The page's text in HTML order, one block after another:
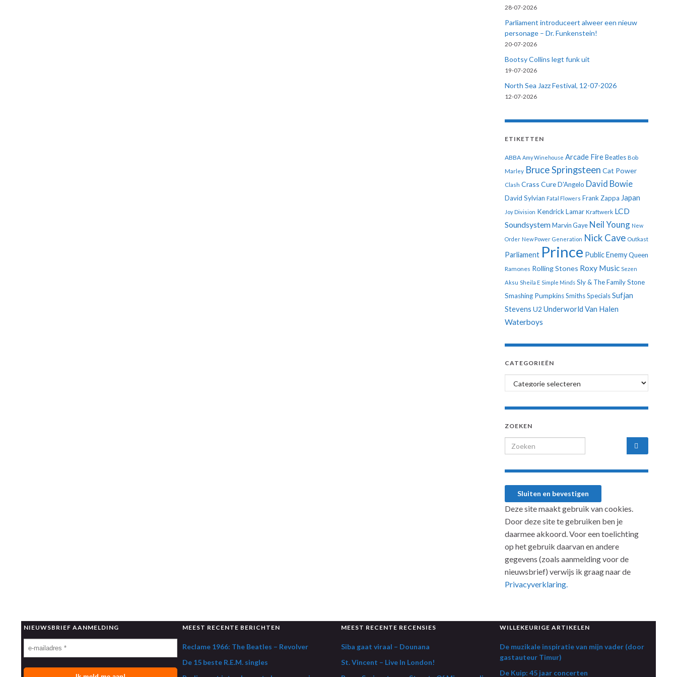
28-07-2026
Parliament introduceert alweer een nieuw
personage – Dr. Funkenstein!
20-07-2026
Bootsy Collins legt funk uit
19-07-2026
North Sea Jazz Festival, 12-07-2026
12-07-2026
ETIKETTEN
ABBA Amy Winehouse Arcade Fire Beatles Bob
Marley Bruce Springsteen Cat Power
Clash Crass CureD'Angelo David Bowie
David Sylvian Fatal Flowers Frank Zappa Japan
Joy Division Kendrick Lamar Kraftwerk LCD
Soundsystem Marvin Gaye Neil Young New
Order New Power Generation Nick Cave Outkast
Parliament Prince Public EnemyQueen
Ramones Rolling Stones Roxy Music Sezen
Aksu Sheila E Simple Minds Sly & The Family Stone
Smashing PumpkinsSmithsSpecialsSufjan
Stevens U2 Underworld Van Halen
Waterboys
CATEGORIEËN
Categorieën
ZOEKEN
Search for:
Deze site maakt gebruik van cookies.
Door deze site te gebruiken ben je
daarmee akkoord. Voor een toelichting
op het gebruik daarvan en andere
gegevens (zoals aanmelding voor de
nieuwsbrief) verwijs ik graag naar de
Privacyverklaring.
NIEUWSBRIEF AANMELDING MEEST RECENTE BERICHTEN
Reclame 1966: The Beatles – Revolver
De 15 beste R.E.M. singles
MEEST RECENTE RECENSIES
Siba gaat viraal – Dounana
St. Vincent – Live In London!
WILLEKEURIGE ARTIKELEN
De muzikale inspiratie van mijn vader (door
gastauteur Timur)
De Kuip: 45 jaar concerten